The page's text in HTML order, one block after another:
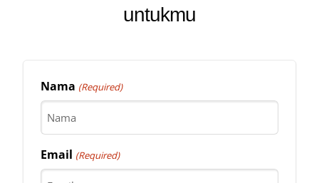
untukmu
Nama (Required)
Email (Required)